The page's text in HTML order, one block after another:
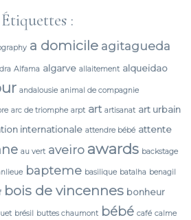
Étiquettes :
a domicile agitagueda
Alfama algarve allaitement alqueidao
andalousie animal de compagnie
arc de triomphe arpt art artisanat art urbain
internationale attendre bébé attente
au vert aveiro awards backstage
bapteme basilique batalha benagil
bois de vincennes bonheur
brésil buttes chaumont bébé café calme